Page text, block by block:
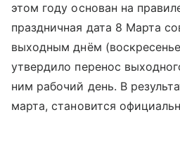
этом году основан на
праздничная дата 8 Марта
выходным днём
утвердило перенос
ним рабочий день. В
марта, становится